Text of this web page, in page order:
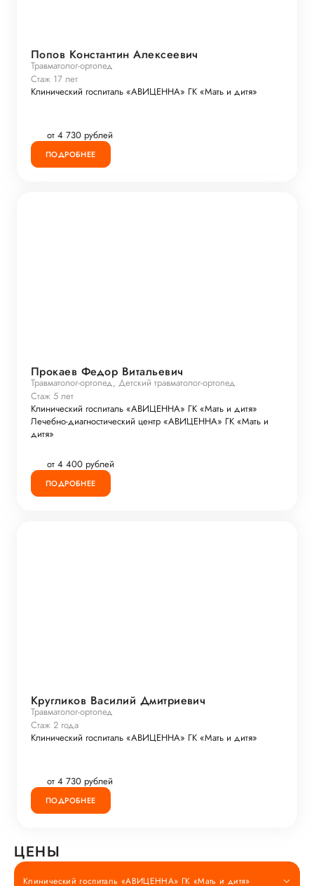
Попов Константин Алексеевич
Травматолог-ортопед
Стаж 17 лет
Клинический госпиталь «АВИЦЕННА» ГК «Мать и дитя»
от 4 730 рублей
ПОДРОБНЕЕ
Прокаев Федор Витальевич
Травматолог-ортопед, Детский травматолог-ортопед
Стаж 5 лет
Клинический госпиталь «АВИЦЕННА» ГК «Мать и дитя»
Лечебно-диагностический центр «АВИЦЕННА» ГК «Мать и
дитя»
от 4 400 рублей
ПОДРОБНЕЕ
Кругликов Василий Дмитриевич
Травматолог-ортопед
Стаж 2 года
Клинический госпиталь «АВИЦЕННА» ГК «Мать и дитя»
от 4 730 рублей
ПОДРОБНЕЕ
ЦЕНЫ
Клинический госпиталь «АВИЦЕННА» ГК «Мать и дитя»